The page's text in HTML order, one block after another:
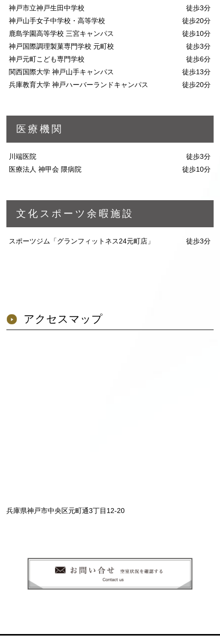
神戸市立神戸生田中学校
徒歩3分
神戸山手女子中学校・高等学校
徒歩20分
鹿島学園高等学校 三宮キャンパス
徒歩10分
神戸国際調理製菓専門学校 元町校
徒歩3分
神戸元町こども専門学校
徒歩6分
関西国際大学 神戸山手キャンパス
徒歩13分
兵庫教育大学 神戸ハーバーランドキャンパス
徒歩20分
医療機関
川端医院
徒歩3分
医療法人 神甲会 隈病院
徒歩10分
文化スポーツ余暇施設
スポーツジム「グランフィットネス24元町店」 徒歩3分
アクセスマップ
兵庫県神戸市中央区元町通3丁目12-20